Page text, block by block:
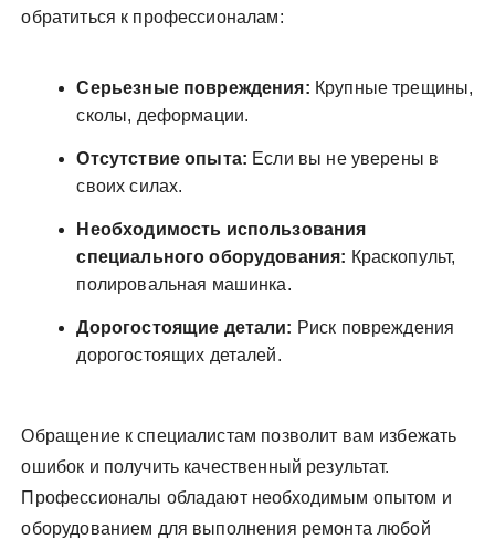
обратиться к профессионалам:
Серьезные повреждения: Крупные трещины,
сколы, деформации.
Отсутствие опыта: Если вы не уверены в
своих силах.
Необходимость использования
специального оборудования: Краскопульт,
полировальная машинка.
Дорогостоящие детали: Риск повреждения
дорогостоящих деталей.
Обращение к специалистам позволит вам избежать
ошибок и получить качественный результат.
Профессионалы обладают необходимым опытом и
оборудованием для выполнения ремонта любой